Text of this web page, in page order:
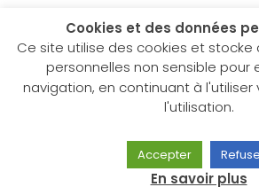
Hacavie © 2026. Tous droits
Fièrement propulsé par - Conçu par
Cookies et des données
Ce site utilise des cookies et
personnelles non sensible pour
navigation, en continuant à
l'utilisation.
Accepter
En savoir plus